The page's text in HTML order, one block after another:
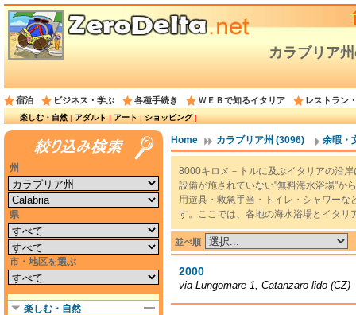
カラブリア
宿泊 ビジネス・学ぶ 各種手続き ＷＥＢで知るイタリア レストラン
楽しむ・自然|アダルト|アート|ショッピング|
Home カラブリア州 (3096) 余暇・
8000キロメ－トルに及ぶイタリアの沿
設備が施されていない"無料海水浴場"か
用遊具・救急手当・トイレ・シャワー
す。ここでは、各地の海水浴場とイタリ
並べ順
2000
via Lungomare 1, Catanzaro lido (CZ)
州
県
市・地区を選ぶ
楽しむ・自然